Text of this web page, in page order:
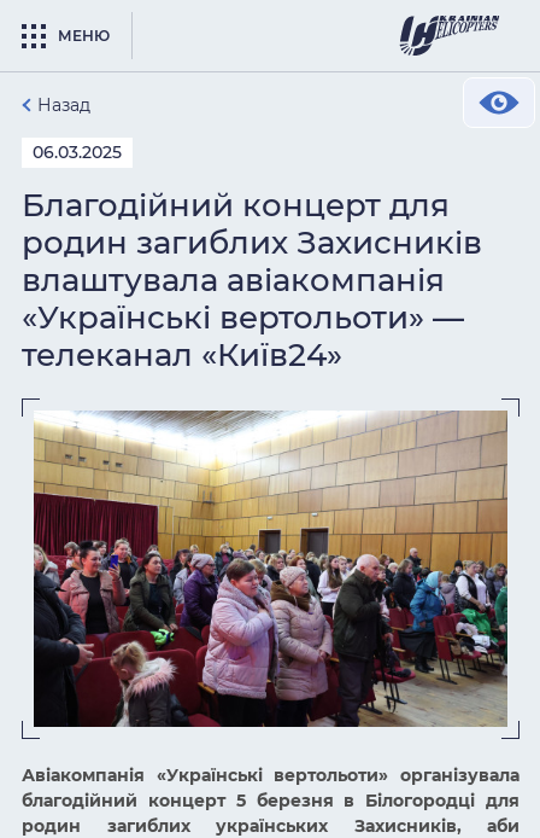
МЕНЮ
Назад
06.03.2025
Благодійний концерт для
родин загиблих Захисників
влаштувала авіакомпанія
«Українські вертольоти» —
телеканал «Київ24»
Авіакомпанія «Українські вертольоти» організувала
благодійний концерт 5 березня в Білогородці для
родин загиблих українських Захисників, аби